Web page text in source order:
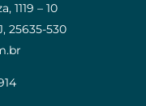
1119 – 10
25635-530